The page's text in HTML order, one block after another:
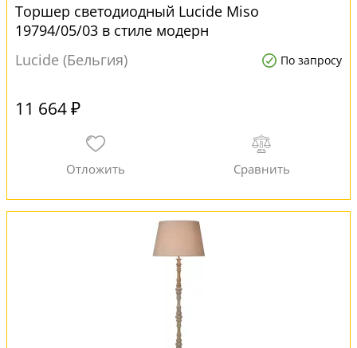
Торшер светодиодный Lucide Miso
19794/05/03 в стиле модерн
Lucide (Бельгия)
По запросу
11 664 ₽